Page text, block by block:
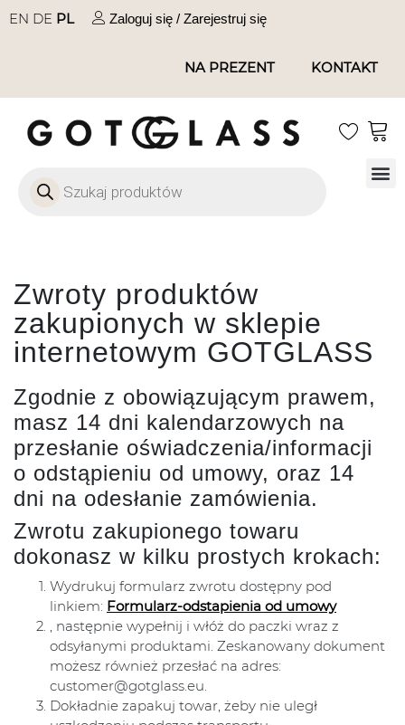
EN DE PL Zaloguj się / Zarejestruj się
NA PREZENT KONTAKT
Zwroty produktów
zakupionych w sklepie
internetowym GOTGLASS
Zgodnie z obowiązującym prawem,
masz 14 dni kalendarzowych na
przesłanie oświadczenia/informacji
o odstąpieniu od umowy, oraz 14
dni na odesłanie zamówienia.
Zwrotu zakupionego towaru
dokonasz w kilku prostych krokach:
Wydrukuj formularz zwrotu dostępny pod
linkiem: Formularz-odstapienia od umowy
, następnie wypełnij i włóż do paczki wraz z
odsyłanymi produktami. Zeskanowany dokument
możesz również przesłać na adres:
customer@gotglass.eu.
Dokładnie zapakuj towar, żeby nie uległ